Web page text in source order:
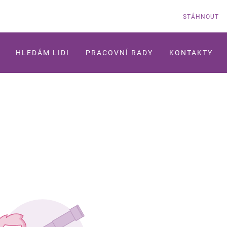
STÁHNOUT
HLEDÁM LIDI PRACOVNÍ RADY KONTAKTY